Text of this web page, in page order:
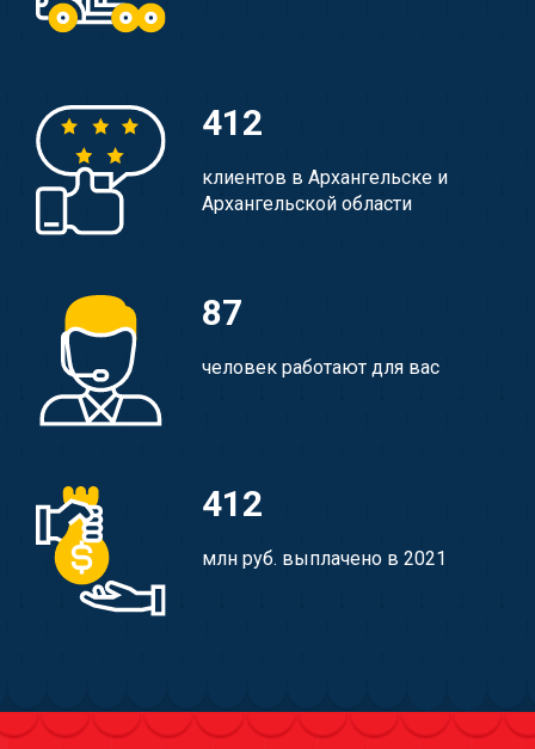
412
клиентов в Архангельске и
Архангельской области
87
человек работают для вас
412
млн руб. выплачено в 2021